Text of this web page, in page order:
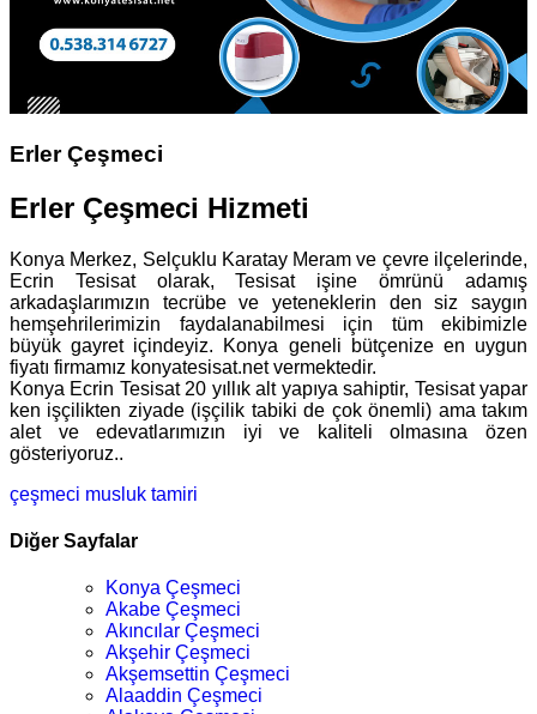
Erler Çeşmeci
Erler Çeşmeci Hizmeti
Konya Merkez, Selçuklu Karatay Meram ve çevre ilçelerinde,
Ecrin Tesisat olarak, Tesisat işine ömrünü adamış
arkadaşlarımızın tecrübe ve yeteneklerin den siz saygın
hemşehrilerimizin faydalanabilmesi için tüm ekibimizle
büyük gayret içindeyiz. Konya geneli bütçenize en uygun
fiyatı firmamız konyatesisat.net vermektedir.
Konya Ecrin Tesisat 20 yıllık alt yapıya sahiptir, Tesisat yapar
ken işçilikten ziyade (işçilik tabiki de çok önemli) ama takım
alet ve edevatlarımızın iyi ve kaliteli olmasına özen
gösteriyoruz..
çeşmeci musluk tamiri
Diğer Sayfalar
Konya Çeşmeci
Akabe Çeşmeci
Akıncılar Çeşmeci
Akşehir Çeşmeci
Akşemsettin Çeşmeci
Alaaddin Çeşmeci